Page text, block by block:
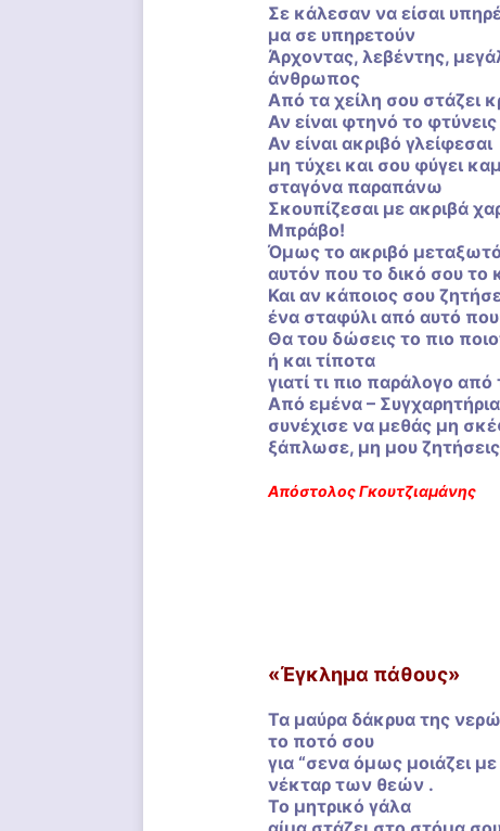
Σε κάλεσαν να είσαι
μα σε υπηρετούν
Άρχοντας, λεβέντης,
άνθρωπος
Από τα χείλη σου στάζει
Αν είναι φτηνό το φτύνεις
Αν είναι ακριβό γλείφεσαι
μη τύχει και σου φύγει
σταγόνα παραπάνω
Σκουπίζεσαι με ακριβά
Μπράβο!
Όμως το ακριβό
αυτόν που το δικό σου το
Και αν κάποιος σου
ένα σταφύλι από αυτό που
Θα του δώσεις το πιο
ή και τίποτα
γιατί τι πιο παράλογο
Από εμένα –
συνέχισε να μεθάς μη
ξάπλωσε, μη μου
Απόστολος Γκουτζιαμάνης
«Έγκλημα πάθους»
Τα μαύρα δάκρυα της
το ποτό σου
για “σενα όμως μοιάζει με
νέκταρ των θεών .
Το μητρικό γάλα